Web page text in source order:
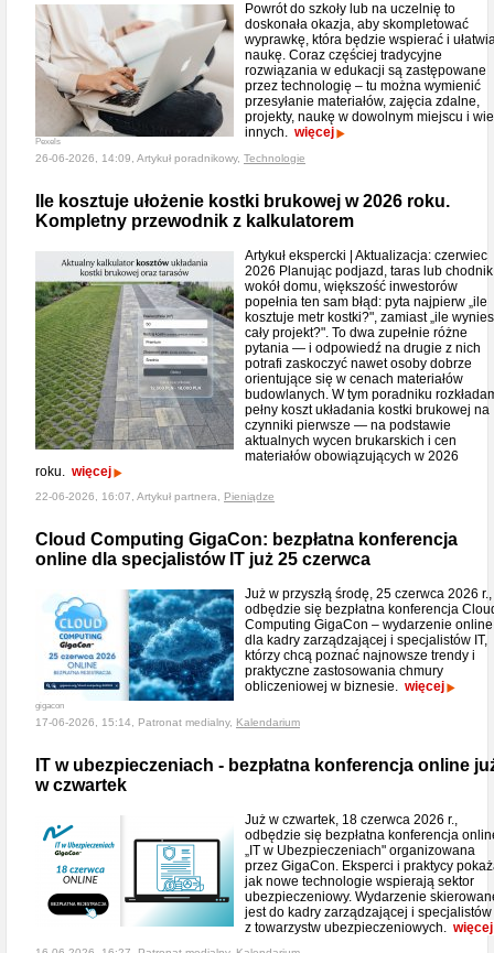
Pexels
Powrót do szkoły lub na uczelnię to
doskonała okazja, aby skompletować
wyprawkę, która będzie wspierać i
naukę. Coraz częściej tradycyjne
rozwiązania w edukacji są zastępowane
przez technologię – tu można wymienić
przesyłanie materiałów, zajęcia zdalne,
projekty, naukę w dowolnym miejscu i
innych. więcej
26-06-2026, 14:09, Artykuł poradnikowy, Technologie
Ile kosztuje ułożenie kostki brukowej w 2026 roku.
Kompletny przewodnik z kalkulatorem
Artykuł ekspercki | Aktualizacja: czerwiec
2026 Planując podjazd, taras lub chodnik
wokół domu, większość inwestorów
popełnia ten sam błąd: pyta najpierw „ile
kosztuje metr kostki?", zamiast „ile
cały projekt?". To dwa zupełnie różne
pytania — i odpowiedź na drugie z nich
potrafi zaskoczyć nawet osoby dobrze
orientujące się w cenach materiałów
budowlanych. W tym poradniku
pełny koszt układania kostki brukowej na
czynniki pierwsze — na podstawie
aktualnych wycen brukarskich i cen
materiałów obowiązujących w 2026
roku. więcej
22-06-2026, 16:07, Artykuł partnera, Pieniądze
Cloud Computing GigaCon: bezpłatna konferencja
online dla specjalistów IT już 25 czerwca
gigacon
Już w przyszłą środę, 25 czerwca 2026 r.,
odbędzie się bezpłatna konferencja
Computing GigaCon – wydarzenie online
dla kadry zarządzającej i specjalistów IT,
którzy chcą poznać najnowsze trendy i
praktyczne zastosowania chmury
obliczeniowej w biznesie. więcej
17-06-2026, 15:14, Patronat medialny, Kalendarium
IT w ubezpieczeniach - bezpłatna konferencja online
w czwartek
Już w czwartek, 18 czerwca 2026 r.,
odbędzie się bezpłatna konferencja
„IT w Ubezpieczeniach" organizowana
przez GigaCon. Eksperci i praktycy
jak nowe technologie wspierają sektor
ubezpieczeniowy. Wydarzenie
jest do kadry zarządzającej i specjalistów
z towarzystw ubezpieczeniowych. więcej